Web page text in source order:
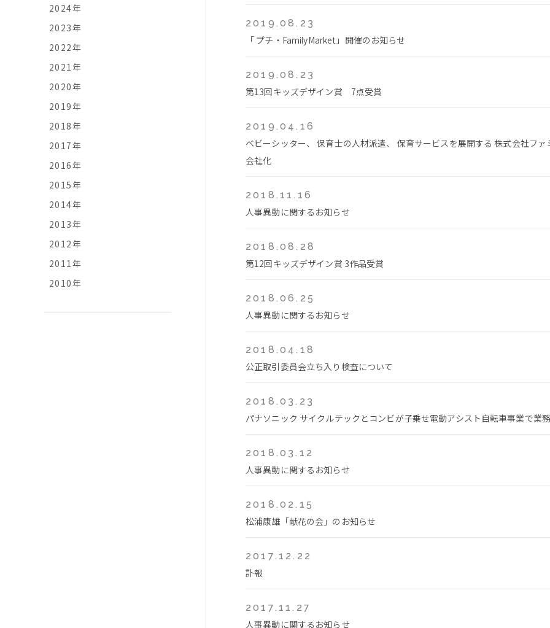
2019.08.23
「 プチ・FamilyMarket」開催のお知らせ
2019.08.23
第13回キッズデザイン賞 7点受賞
2019.04.16
ベビーシッター、 保育士の人材派遣、 保育サービスを展開する 株式会社フ
会社化
2018.11.16
人事異動に関するお知らせ
2018.08.28
第12回キッズデザイン賞 3作品受賞
2018.06.25
人事異動に関するお知らせ
2018.04.18
公正取引委員会立ち入り検査について
2018.03.23
パナソニック サイクルテックとコンビが子乗せ電動アシスト自転車事業で業
2018.03.12
人事異動に関するお知らせ
2018.02.15
松浦康雄「献花の会」のお知らせ
2017.12.22
訃報
2017.11.27
人事異動に関するお知らせ
2024年
2023年
2022年
2021年
2020年
2019年
2018年
2017年
2016年
2015年
2014年
2013年
2012年
2011年
2010年